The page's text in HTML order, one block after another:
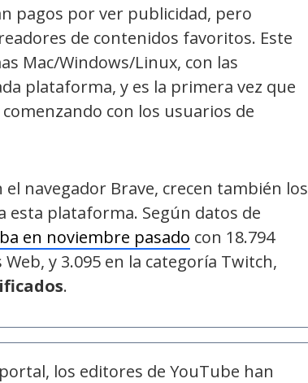
pagos por ver publicidad, pero
de contenidos favoritos. Este
Mac/Windows/Linux, con las
plataforma, y es la primera vez que
con los usuarios de
navegador Brave, crecen también los
esta plataforma. Según datos de
en noviembre pasado con 18.794
y 3.095 en la categoría Twitch,
.
los editores de YouTube han